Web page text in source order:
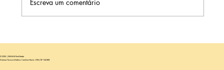
Escreva um comentário
© 2025 | SEMEAR fertilidade
Diretora Técnica Médica: Carolina Nastri, CRM/SP 104.808